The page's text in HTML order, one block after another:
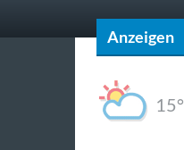
Anzeigen
15°